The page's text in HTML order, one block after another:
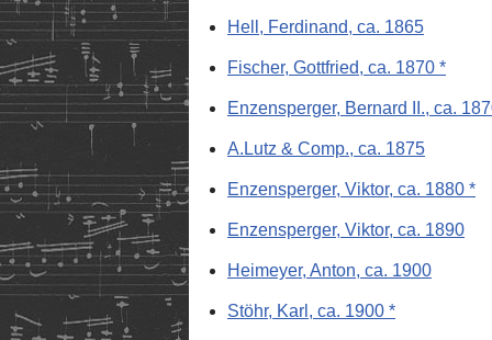
Hell, Ferdinand, ca. 1865
Fischer, Gottfried, ca. 1870 *
Enzensperger, Bernard II., ca.
A.Lutz & Comp., ca. 1875
Enzensperger, Viktor, ca. 1880 *
Enzensperger, Viktor, ca. 1890
Heimeyer, Anton, ca. 1900
Stöhr, Karl, ca. 1900 *